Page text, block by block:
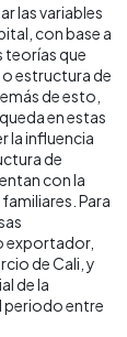
las variables
con base a
teorías que
estructura de
de esto,
en estas
la influencia
de
con la
Para
exportador,
de Cali, y
de la
periodo entre